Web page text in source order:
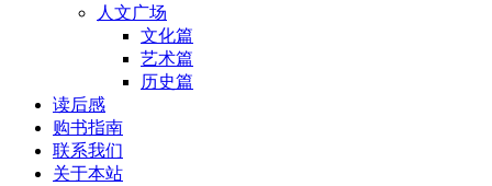
人文广场
文化篇
艺术篇
历史篇
读后感
购书指南
联系我们
关于本站